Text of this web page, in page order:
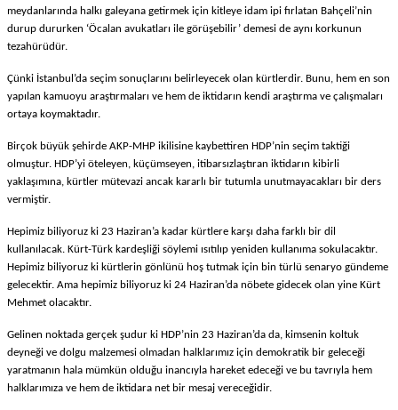
meydanlarında halkı galeyana getirmek için kitleye idam ipi fırlatan Bahçeli’nin
durup dururken ‘Öcalan avukatları ile görüşebilir’ demesi de aynı korkunun
tezahürüdür.
Çünki İstanbul’da seçim sonuç larını belirleyecek olan kürtlerdir. Bunu, hem en son
yapılan kamuoyu araştırmaları ve hem de iktidarın kendi araştırma ve çalışmaları
ortaya koymaktadır.
Birçok büyü k şehirde AKP-MHP ikilisine kaybettiren HDP’nin seçim taktiği
olmuştur. HDP’yi öteleyen, küçümseyen, itibarsızlaştıran iktidarın kibirli
yaklaşımına, kürtler mütevazi ancak kararlı bir tutumla unutmayacakları bir ders
vermiştir.
Hepimiz biliyoruz ki 23 Haziran’a kadar kürtlere karşı daha farklı bir dil
kullanılacak. Kürt-Türk kardeşliği söylemi ısıtılıp yeniden kullanıma sokulacaktır.
Hepimiz biliyoruz ki kürtlerin gönl ünü hoş tutmak için bin türl ü senaryo gündeme
gelecektir. Ama hepimiz biliyoruz ki 24 Haziran’da nöbete gidecek olan yine Kürt
Mehmet olacaktır.
Gelinen noktada gerçek şudur ki HDP’nin 23 Haziran’da da, kimsenin koltuk
deyneği ve dolgu malzemesi olmadan halklarımız için demokratik bir geleceği
yaratmanın hala mümkün olduğu inancıyla hareket edeceği ve bu tavrıyla hem
halklarımıza ve hem de iktidara net bir mesaj vereceğidir.